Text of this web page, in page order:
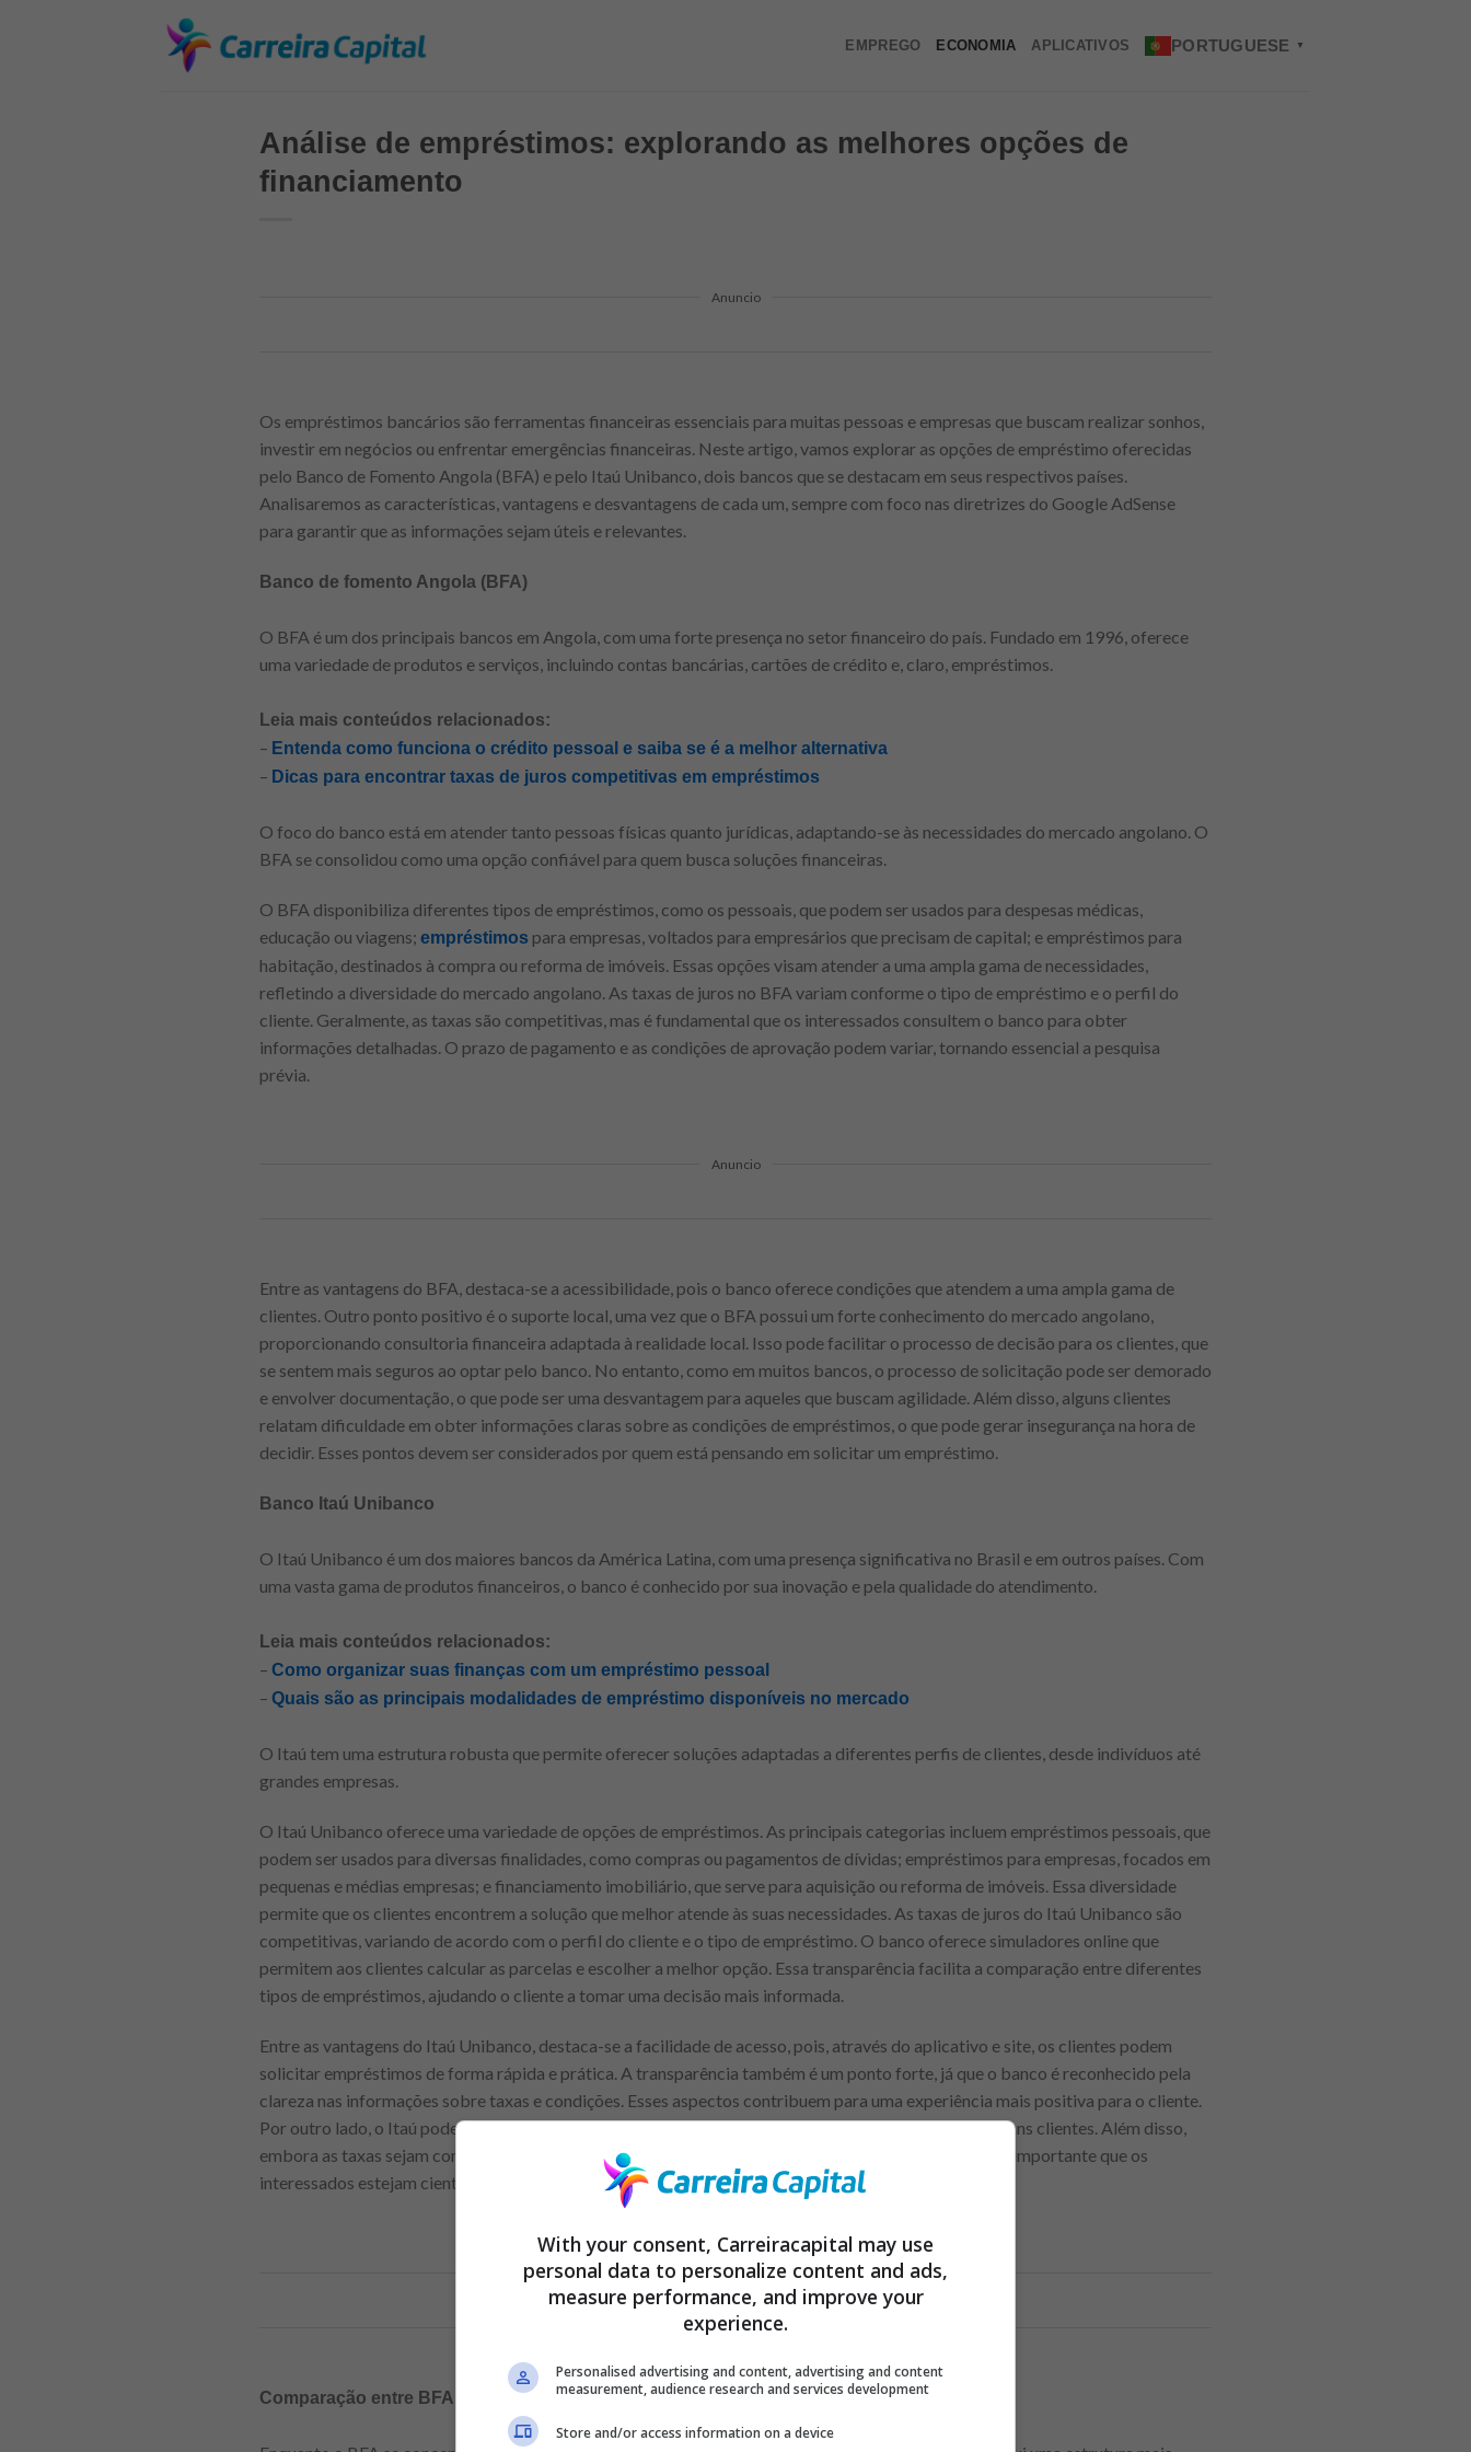
EMPREGO ECONOMIA APLICATIVOS PORTUGUESE ▼
Análise de empréstimos: explorando as melhores opções de
financiamento
Anuncio
Os empréstimos bancários são ferramentas financeiras essenciais para muitas pessoas e empresas que buscam realizar sonhos,
investir em negócios ou enfrentar emergências financeiras. Neste artigo, vamos explorar as opções de empréstimo oferecidas
pelo Banco de Fomento Angola (BFA) e pelo Itaú Unibanco, dois bancos que se destacam em seus respectivos países.
Analisaremos as características, vantagens e desvantagens de cada um, sempre com foco nas diretrizes do Google AdSense
para garantir que as informações sejam úteis e relevantes.
Banco de fomento Angola (BFA)
O BFA é um dos principais bancos em Angola, com uma forte presença no setor financeiro do país. Fundado em 1996, oferece
uma variedade de produtos e serviços, incluindo contas bancárias, cartões de crédito e, claro, empréstimos.
Leia mais conteúdos relacionados:
– Entenda como funciona o crédito pessoal e saiba se é a melhor alternativa
– Dicas para encontrar taxas de juros competitivas em empréstimos
O foco do banco está em atender tanto pessoas físicas quanto jurídicas, adaptando-se às necessidades do mercado angolano. O
BFA se consolidou como uma opção confiável para quem busca soluções financeiras.
O BFA disponibiliza diferentes tipos de empréstimos, como os pessoais, que podem ser usados para despesas médicas,
educação ou viagens; empréstimos para empresas, voltados para empresários que precisam de capital; e empréstimos para
habitação, destinados à compra ou reforma de imóveis. Essas opções visam atender a uma ampla gama de necessidades,
refletindo a diversidade do mercado angolano. As taxas de juros no BFA variam conforme o tipo de empréstimo e o perfil do
cliente. Geralmente, as taxas são competitivas, mas é fundamental que os interessados consultem o banco para obter
informações detalhadas. O prazo de pagamento e as condições de aprovação podem variar, tornando essencial a pesquisa
prévia.
Anuncio
Entre as vantagens do BFA, destaca-se a acessibilidade, pois o banco oferece condições que atendem a uma ampla gama de
clientes. Outro ponto positivo é o suporte local, uma vez que o BFA possui um forte conhecimento do mercado angolano,
proporcionando consultoria financeira adaptada à realidade local. Isso pode facilitar o processo de decisão para os clientes, que
se sentem mais seguros ao optar pelo banco. No entanto, como em muitos bancos, o processo de solicitação pode ser demorado
e envolver documentação, o que pode ser uma desvantagem para aqueles que buscam agilidade. Além disso, alguns clientes
relatam dificuldade em obter informações claras sobre as condições de empréstimos, o que pode gerar insegurança na hora de
decidir. Esses pontos devem ser considerados por quem está pensando em solicitar um empréstimo.
Banco Itaú Unibanco
O Itaú Unibanco é um dos maiores bancos da América Latina, com uma presença significativa no Brasil e em outros países. Com
uma vasta gama de produtos financeiros, o banco é conhecido por sua inovação e pela qualidade do atendimento.
Leia mais conteúdos relacionados:
– Como organizar suas finanças com um empréstimo pessoal
– Quais são as principais modalidades de empréstimo disponíveis no mercado
O Itaú tem uma estrutura robusta que permite oferecer soluções adaptadas a diferentes perfis de clientes, desde indivíduos até
grandes empresas.
O Itaú Unibanco oferece uma variedade de opções de empréstimos. As principais categorias incluem empréstimos pessoais, que
podem ser usados para diversas finalidades, como compras ou pagamentos de dívidas; empréstimos para empresas, focados em
pequenas e médias empresas; e financiamento imobiliário, que serve para aquisição ou reforma de imóveis. Essa diversidade
permite que os clientes encontrem a solução que melhor atende às suas necessidades. As taxas de juros do Itaú Unibanco são
competitivas, variando de acordo com o perfil do cliente e o tipo de empréstimo. O banco oferece simuladores online que
permitem aos clientes calcular as parcelas e escolher a melhor opção. Essa transparência facilita a comparação entre diferentes
tipos de empréstimos, ajudando o cliente a tomar uma decisão mais informada.
Entre as vantagens do Itaú Unibanco, destaca-se a facilidade de acesso, pois, através do aplicativo e site, os clientes podem
solicitar empréstimos de forma rápida e prática. A transparência também é um ponto forte, já que o banco é reconhecido pela
clareza nas informações sobre taxas e condições. Esses aspectos contribuem para uma experiência mais positiva para o cliente.
Por outro lado, o Itaú pode exigir um histórico de crédito sólido, o que pode ser uma barreira para alguns clientes. Além disso,
embora as taxas sejam competitivas, podem ser mais altas em comparação com outras instituições. É importante que os
interessados estejam cientes dessas possíveis desvantagens ao considerar um empréstimo.
Anuncio
Comparação entre BFA e Itaú Unibanco
With your consent, Carreiracapital may use
personal data to personalize content and ads,
measure performance, and improve your
experience.
Personalised advertising and content, advertising and content
measurement, audience research and services development
Store and/or access information on a device